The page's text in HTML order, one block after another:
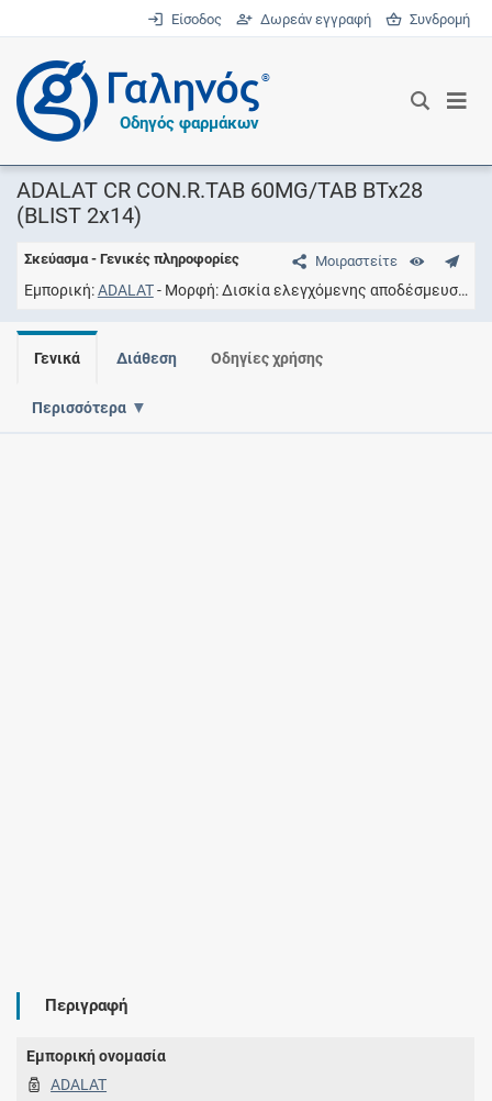
Είσοδος Δωρεάν εγγραφή Συνδρομή
®
Οδηγός φαρμάκων
ADALAT CR CON.R.TAB 60MG/TAB BTx28
(BLIST 2x14)
Μοιραστείτε
Σκεύασμα - Γενικές πληροφορίες
Εμπορική ADALAT Μορφή Δισκία ελεγχόμενης αποδέσμευσης
Γενικά Διάθεση Οδηγίες χρήσης
Περισσότερα
Περιγραφή
Εμπορική ονομασία
ADALAT